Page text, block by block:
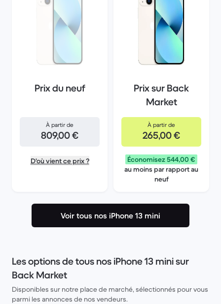
Prix du neuf
À partir de
809,00 €
D'où vient ce prix ?
Prix sur Back
Market
À partir de
265,00 €
Économisez 544,00 €
au moins par rapport au
neuf
Voir tous nos iPhone 13 mini
Les options de tous nos iPhone 13 mini sur
Back Market
Disponibles sur notre place de marché, sélectionnés pour vous
parmi les annonces de nos vendeurs.